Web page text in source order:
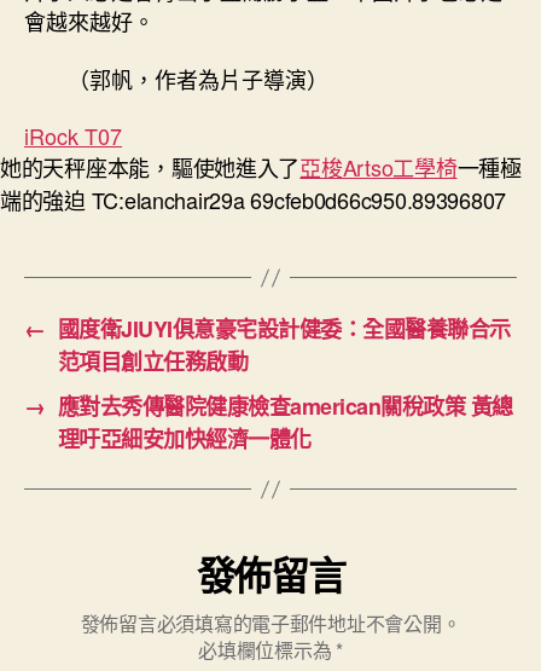
會越來越好。
（郭帆， 作者為片子導演）
iRock T07
她的天秤座本能，驅使她進入了亞梭Artso工學椅一種極
端的強迫 TC:elanchair29a 69cfeb0d66c950.89396807
← 國度衛JIUYI俱意豪宅設計健委：全國醫養聯合示
范項目創立任務啟動
→ 應對去秀傳醫院健康檢查american關稅政策 黃總
理吁亞細安加快經濟一體化
發佈留言
發佈留言必須填寫的電子郵件地址不會公開。
必填欄位標示為 *